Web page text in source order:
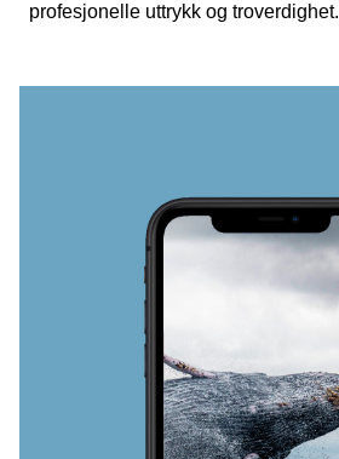
profesjonelle uttrykk og troverdighet.